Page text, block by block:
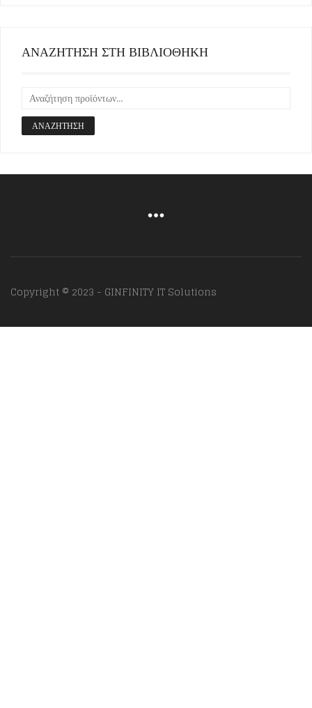
ΑΝΑΖΗΤΗΣΗ ΣΤΗ ΒΙΒΛΙΟΘΗΚΗ
ΑΝΑΖΉΤΗΣΗ
Copyright © 2023 - GINFINITY IT Solutions